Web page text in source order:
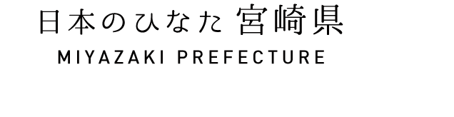
日本のひなた 宮崎県 MIYAZAKI PREFECTURE